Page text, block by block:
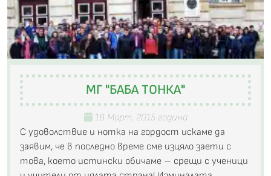
МГ "БАБА ТОНКА"
18 Март, 2015 година
С удоволствие и нотка на гордост искаме да
заявим, че в последно време сме изцяло заети с
това, което истински обичаме – срещи с ученици